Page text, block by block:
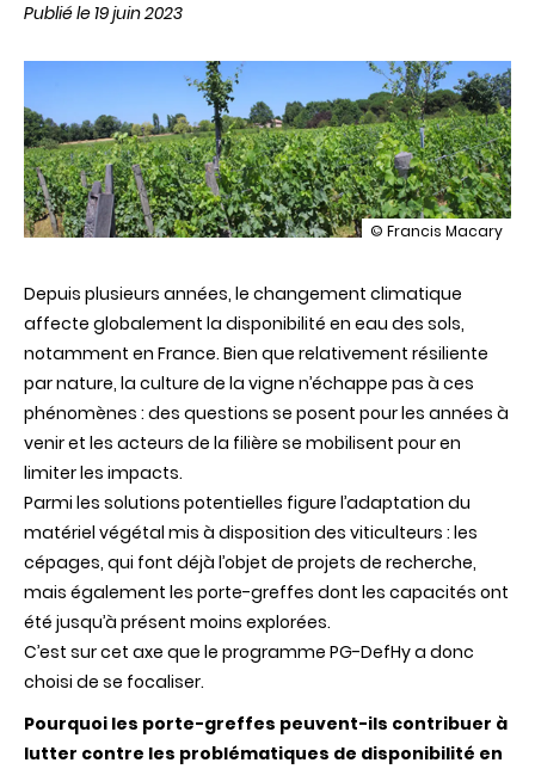
Publié le 19 juin 2023
illustration
:
porte-
greffes
comme
outil
de
résilience
du
face
au
changement
climatique
© Francis Macary
Depuis plusieurs années, le changement climatique
affecte globalement la disponibilité en eau des sols,
notamment en France. Bien que relativement résiliente
par nature, la culture de la vigne n’échappe pas à ces
phénomènes : des questions se posent pour les années à
venir et les acteurs de la filière se mobilisent pour en
limiter les impacts.
Parmi les solutions potentielles figure l’adaptation du
matériel végétal mis à disposition des viticulteurs : les
cépages, qui font déjà l’objet de projets de recherche,
mais également les porte-greffes dont les capacités ont
été jusqu’à présent moins explorées.
C’est sur cet axe que le programme PG-DefHy a donc
choisi de se focaliser.
Pourquoi les porte-greffes peuvent-ils contribuer à
lutter contre les problématiques de disponibilité en